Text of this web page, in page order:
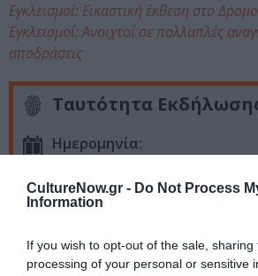
CultureNow.gr - Do Not Process
Information
If you wish to opt-out of the sale,
processing of your personal or sensitive
Εγκλεισμοί: Εικαστική έκθεση στο
Εγκλεισμοί: Ανοιχτοί σε πολλαπλές
αποδράσεις
Ταυτότητα
Ημερομηνία:
19:45
Τοποθεσία: